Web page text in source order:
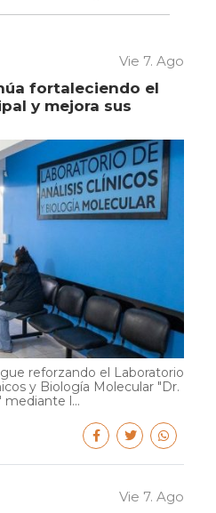
Vie 7. Ago
fortaleciendo el
y mejora sus
reforzando el Laboratorio
y Biología Molecular "Dr.
mediante l...
Vie 7. Ago